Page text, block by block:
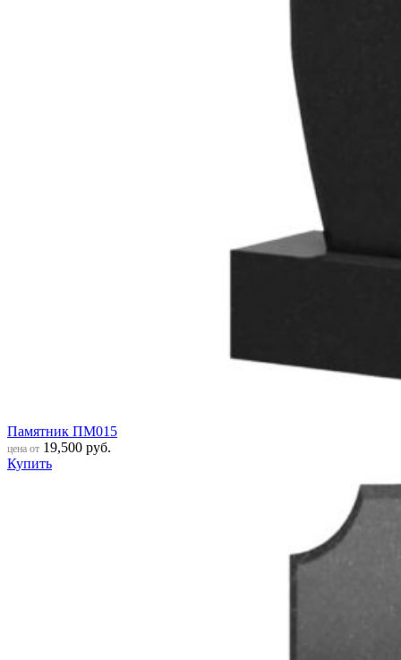
Памятник ПМ015
цена от 19,500 руб.
Купить